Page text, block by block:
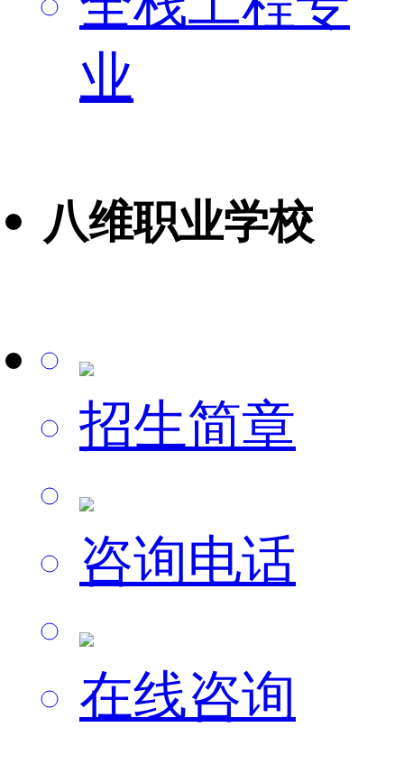
业
八维职业学校
招生简章
咨询电话
在线咨询